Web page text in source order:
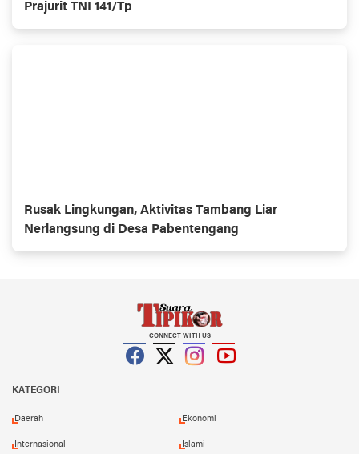
Prajurit TNI 141/Tp
Rusak Lingkungan, Aktivitas Tambang Liar
Nerlangsung di Desa Pabentengang
CONNECT WITH US
KATEGORI
Daerah Ekonomi
Internasional Islami